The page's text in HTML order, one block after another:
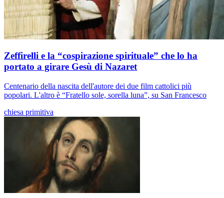
Zeffirelli e la “cospirazione spirituale” che lo ha
portato a girare Gesù di Nazaret
Centenario della nascita dell'autore dei due film cattolici più
popolari. L'altro è “Fratello sole, sorella luna”, su San Francesco
chiesa primitiva